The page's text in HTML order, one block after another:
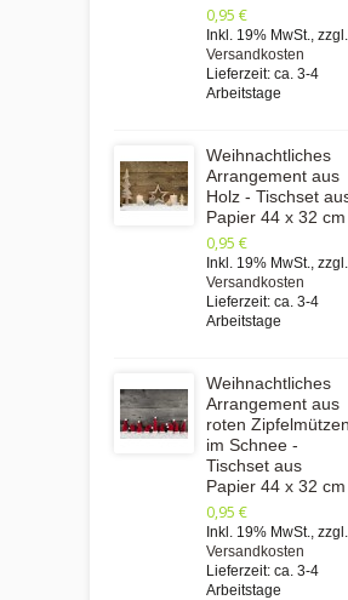
0,95 €
Inkl. 19% MwSt. zzgl.
Versandkosten
Lieferzeit: ca. 3-4
Arbeitstage
Weihnachtliches
Arrangement aus
Holz - Tischset
Papier 44 x 32 cm
0,95 €
Inkl. 19% MwSt. zzgl.
Versandkosten
Lieferzeit: ca. 3-4
Arbeitstage
Weihnachtliches
Arrangement aus
roten Zipfelmützen
im Schnee -
Tischset aus
Papier 44 x 32 cm
0,95 €
Inkl. 19% MwSt. zzgl.
Versandkosten
Lieferzeit: ca. 3-4
Arbeitstage